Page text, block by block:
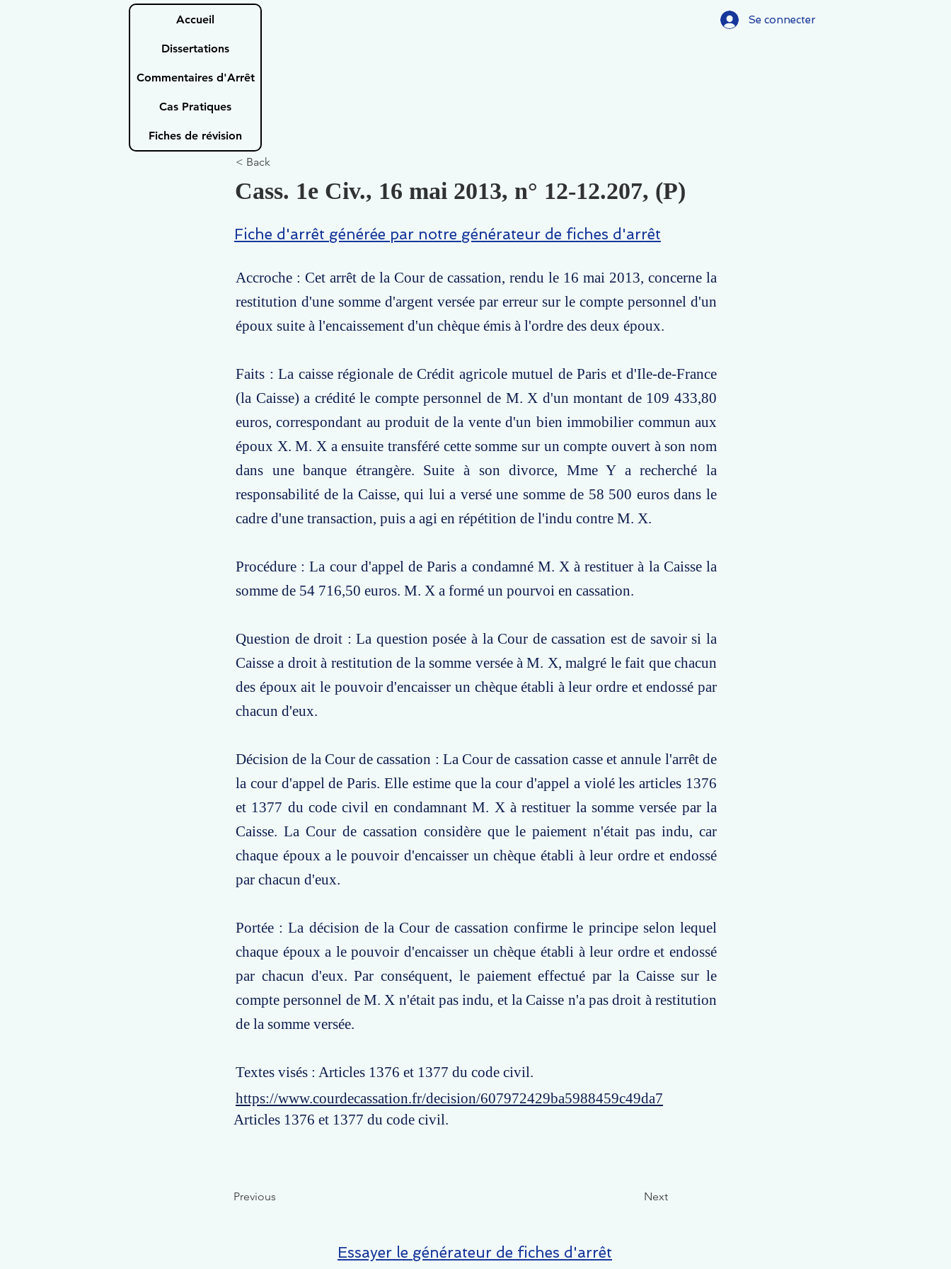
Accueil
Dissertations
Commentaires d'Arrêt
Cas Pratiques
Fiches de révision
Se connecter
< Back
Cass. 1e Civ., 16 mai 2013, n° 12-12.207, (P)
Fiche d'arrêt générée par notre générateur de fiches d'arrêt
Accroche : Cet arrêt de la Cour de cassation, rendu le 16 mai 2013, concerne la
restitution d'une somme d'argent versée par erreur sur le compte personnel d'un
époux suite à l'encaissement d'un chèque émis à l'ordre des deux époux.
Faits : La caisse régionale de Crédit agricole mutuel de Paris et d'Ile-de-France
(la Caisse) a crédité le compte personnel de M. X d'un montant de 109 433,80
euros, correspondant au produit de la vente d'un bien immobilier commun aux
époux X. M. X a ensuite transféré cette somme sur un compte ouvert à son nom
dans une banque étrangère. Suite à son divorce, Mme Y a recherché la
responsabilité de la Caisse, qui lui a versé une somme de 58 500 euros dans le
cadre d'une transaction, puis a agi en répétition de l'indu contre M. X.
Procédure : La cour d'appel de Paris a condamné M. X à restituer à la Caisse la
somme de 54 716,50 euros. M. X a formé un pourvoi en cassation.
Question de droit : La question posée à la Cour de cassation est de savoir si la
Caisse a droit à restitution de la somme versée à M. X, malgré le fait que chacun
des époux ait le pouvoir d'encaisser un chèque établi à leur ordre et endossé par
chacun d'eux.
Décision de la Cour de cassation : La Cour de cassation casse et annule l'arrêt de
la cour d'appel de Paris. Elle estime que la cour d'appel a violé les articles 1376
et 1377 du code civil en condamnant M. X à restituer la somme versée par la
Caisse. La Cour de cassation considère que le paiement n'était pas indu, car
chaque époux a le pouvoir d'encaisser un chèque établi à leur ordre et endossé
par chacun d'eux.
Portée : La décision de la Cour de cassation confirme le principe selon lequel
chaque époux a le pouvoir d'encaisser un chèque établi à leur ordre et endossé
par chacun d'eux. Par conséquent, le paiement effectué par la Caisse sur le
compte personnel de M. X n'était pas indu, et la Caisse n'a pas droit à restitution
de la somme versée.
Textes visés : Articles 1376 et 1377 du code civil.
https://www.courdecassation.fr/decision/607972429ba5988459c49da7
Articles 1376 et 1377 du code civil.
Previous Next
Essayer le générateur de fiches d'arrêt